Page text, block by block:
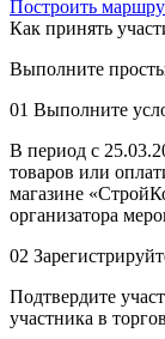
Построить
Как принять
Выполните
01 Выполните
В период с
товаров или
магазине
организатора
02
Подтвердите
участника в